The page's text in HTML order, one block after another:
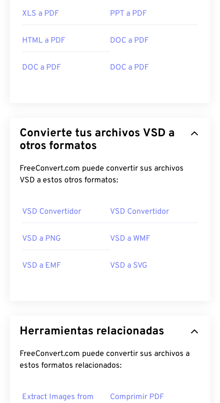
XLS a PDF PPT a PDF
HTML a PDF DOC a PDF
DOC a PDF DOC a PDF
Convierte tus archivos VSD a
otros formatos
FreeConvert.com puede convertir sus archivos
VSD a estos otros formatos:
VSD Convertidor VSD Convertidor
VSD a PNG VSD a WMF
VSD a EMF VSD a SVG
Herramientas relacionadas
FreeConvert.com puede convertir sus archivos a
estos formatos relacionados:
Extract Images from
Comprimir PDF